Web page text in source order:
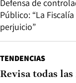
Defensa de
Público: “La
perjuicio”
TENDENCIAS
Revisa todas